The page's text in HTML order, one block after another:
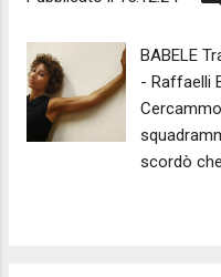
sospeso:
il vuoto di
potente
rimasto.
Ch’io
È il salto
allora
BABELE
- Raffaelli
scordò